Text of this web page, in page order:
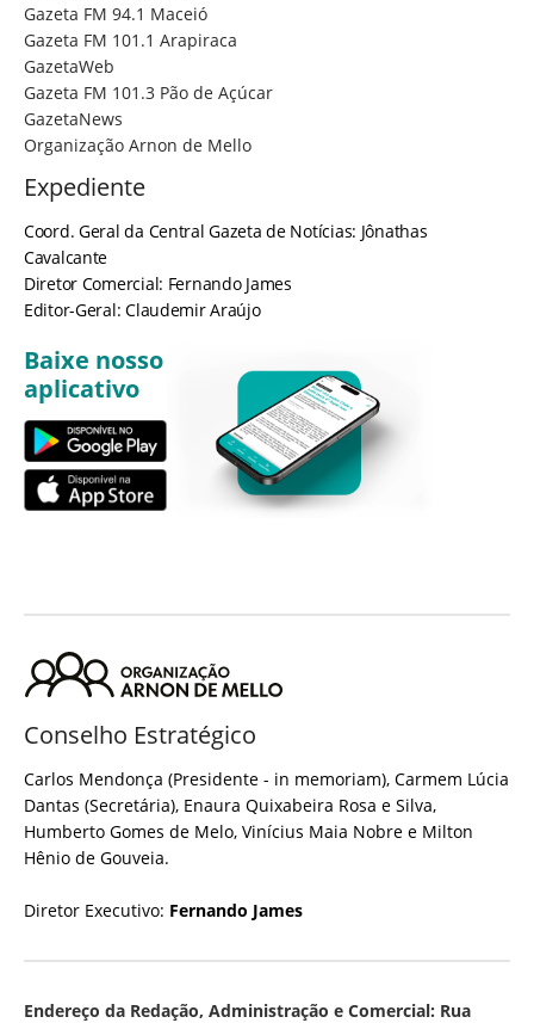
Gazeta FM 94.1 Maceió
Gazeta FM 101.1 Arapiraca
GazetaWeb
Gazeta FM 101.3 Pão de Açúcar
GazetaNews
Organização Arnon de Mello
Expediente
Coord. Geral da Central Gazeta de Notícias: Jônathas
Cavalcante
Diretor Comercial: Fernando James
Editor-Geral: Claudemir Araújo
Baixe nosso
aplicativo
Conselho Estratégico
Carlos Mendonça (Presidente - in memoriam), Carmem Lúcia
Dantas (Secretária), Enaura Quixabeira Rosa e Silva,
Humberto Gomes de Melo, Vinícius Maia Nobre e Milton
Hênio de Gouveia.
Diretor Executivo: Fernando James
Endereço da Redação, Administração e Comercial: Rua